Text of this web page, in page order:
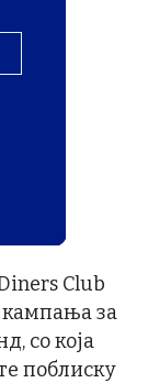
Club
кампања за
со која
поблиску